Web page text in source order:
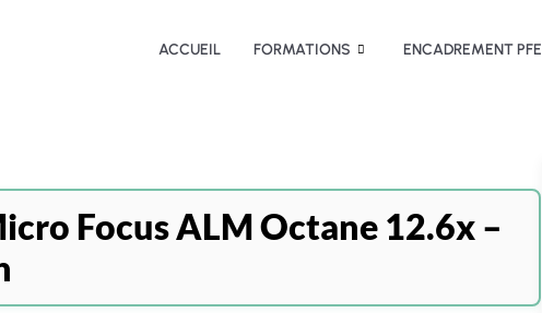
ACCUEIL FORMATIONS ENCADREMENT PFE
Focus ALM Octane 12.6x –